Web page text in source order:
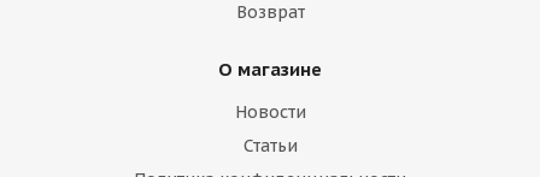
Возврат
О магазине
Новости
Статьи